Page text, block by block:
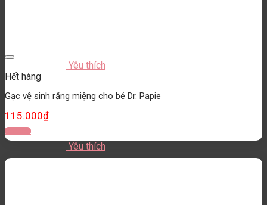
Yêu thích
Hết hàng
Gạc vệ sinh răng miệng cho bé Dr. Papie
115.000₫
Đọc tiếp
Yêu thích